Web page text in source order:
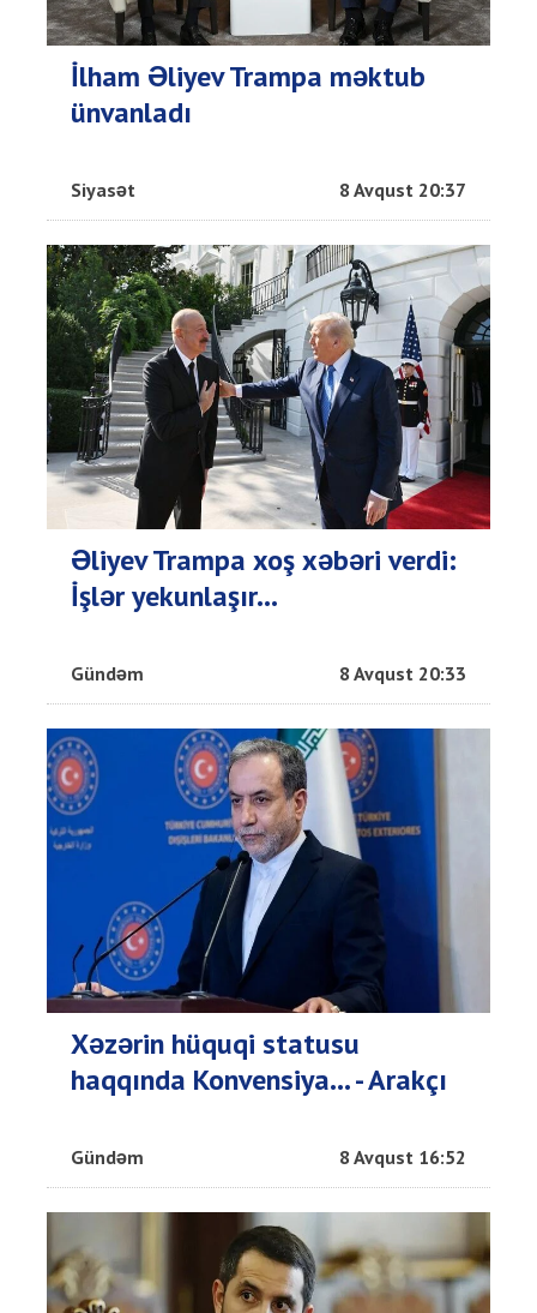
İlham Əliyev Trampa məktub
ünvanladı
Siyasət 8 Avqust 20:37
Əliyev Trampa xoş xəbəri verdi:
İşlər yekunlaşır...
Gündəm 8 Avqust 20:33
Xəzərin hüquqi statusu
haqqında Konvensiya... - Arakçı
Gündəm 8 Avqust 16:52